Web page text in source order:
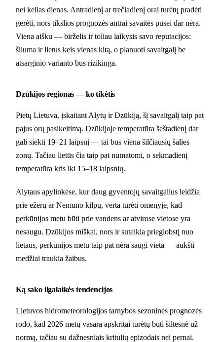
nei kelias dienas. Antradienį ar trečiadienį orai turėtų pradėti
gerėti, nors tikslios prognozės antrai savaitės pusei dar nėra.
Viena aišku — birželis ir toliau laikysis savo reputacijos:
šiluma ir lietus keis vienas kitą, o planuoti savaitgalį be
atsarginio varianto bus rizikinga.
Dzūkijos regionas — ko tikėtis
Pietų Lietuva, įskaitant Alytų ir Dzūkiją, šį savaitgalį taip pat
pajus orų pasikeitimą. Dzūkijoje temperatūra šeštadienį dar
gali siekti 19–21 laipsnį — tai bus viena šilčiausių šalies
zonų. Tačiau lietūs čia taip pat numatomi, o sekmadienį
temperatūra kris iki 15–18 laipsnių.
Alytaus apylinkėse, kur daug gyventojų savaitgalius leidžia
prie ežerų ar Nemuno kilpų, verta turėti omenyje, kad
perkūnijos metu būti prie vandens ar atvirose vietose yra
nesaugu. Dzūkijos miškai, nors ir suteikia prieglobstį nuo
lietaus, perkūnijos metu taip pat nėra saugi vieta — aukšti
medžiai traukia žaibus.
Ką sako ilgalaikės tendencijos
Lietuvos hidrometeorologijos tarnybos sezoninės prognozės
rodo, kad 2026 metų vasara apskritai turėtų būti šiltesnė už
normą, tačiau su dažnesniais kritulių epizodais nei pernai.